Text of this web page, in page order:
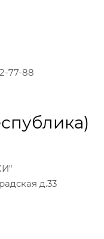
77-88
д.33